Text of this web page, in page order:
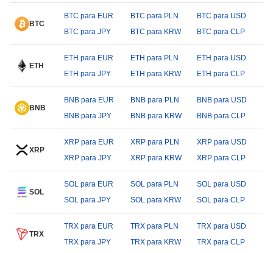
BTC
BTC para EUR BTC para PLN
BTC para USD
BTC para JPY
BTC para KRW BTC para CLP
ETH
ETH para EUR ETH para PLN
ETH para USD
ETH para JPY
ETH para KRW ETH para CLP
BNB
BNB para EUR BNB para PLN
BNB para USD
BNB para JPY
BNB para KRW BNB para CLP
XRP
XRP para EUR XRP para PLN
XRP para USD
XRP para JPY
XRP para KRW XRP para CLP
SOL
SOL para EUR SOL para PLN
SOL para USD
SOL para JPY
SOL para KRW SOL para CLP
TRX
TRX para EUR TRX para PLN
TRX para USD
TRX para JPY
TRX para KRW TRX para CLP